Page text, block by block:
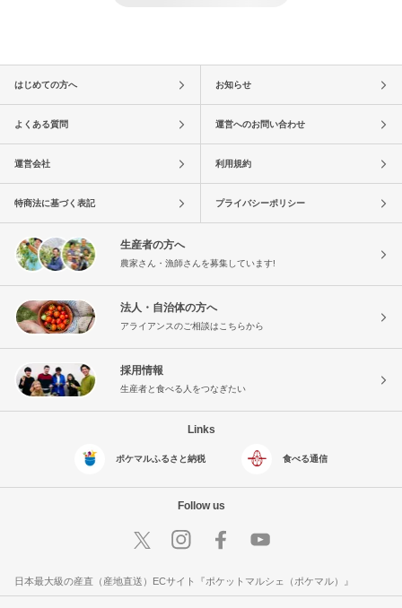
はじめての方へ お知らせ
よくある質問 運営へのお問い合わせ
運営会社 利用規約
特商法に基づく表記 プライバシーポリシー
生産者の方へ
農家さん・漁師さんを募集しています!
法人・自治体の方へ
アライアンスのご相談はこちらから
採用情報
生産者と食べる人をつなぎたい
Links
ポケマルふるさと納税 食べる通信
Follow us
日本最大級の産直（産地直送）ECサイト『ポケットマルシェ（ポケマル）』